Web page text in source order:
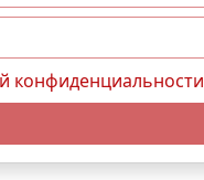
конфиденциальности